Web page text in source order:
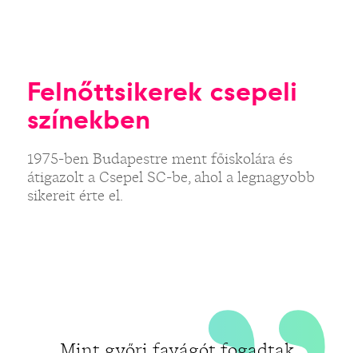
Felnőttsikerek csepeli
színekben
1975-ben Budapestre ment főiskolára és
átigazolt a Csepel SC-be, ahol a legnagyobb
sikereit érte el.
„